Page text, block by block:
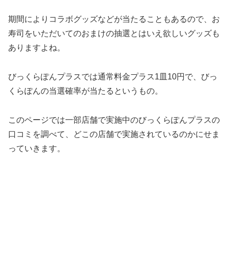
期間によりコラボグッズなどが当たることもあるので、お
寿司をいただいてのおまけの抽選とはいえ欲しいグッズも
ありますよね。
びっくらぽんプラスでは通常料金プラス1皿10円で、びっ
くらぽんの当選確率が当たるというもの。
このページでは一部店舗で実施中のびっくらぽんプラスの
口コミを調べて、どこの店舗で実施されているのかにせま
っていきます。